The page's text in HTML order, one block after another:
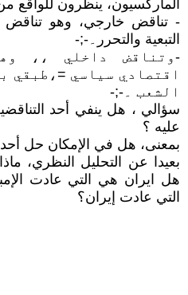
الماركسيون، ينظرون للواقع
- تناقض خارجي، وهو تناقض
التبعية والتحرر۔-;-
-وتناقض داخلي ،،
اقتصادي سياسي =،طبقي
الشعب ۔-;-
سؤالي ، هل ينفي أحد
عليه ؟
بمعنى، هل في الإمكان حل
بعيدا عن التحليل النظري،
هل ايران هي التي عادت
التي عادت إيران؟